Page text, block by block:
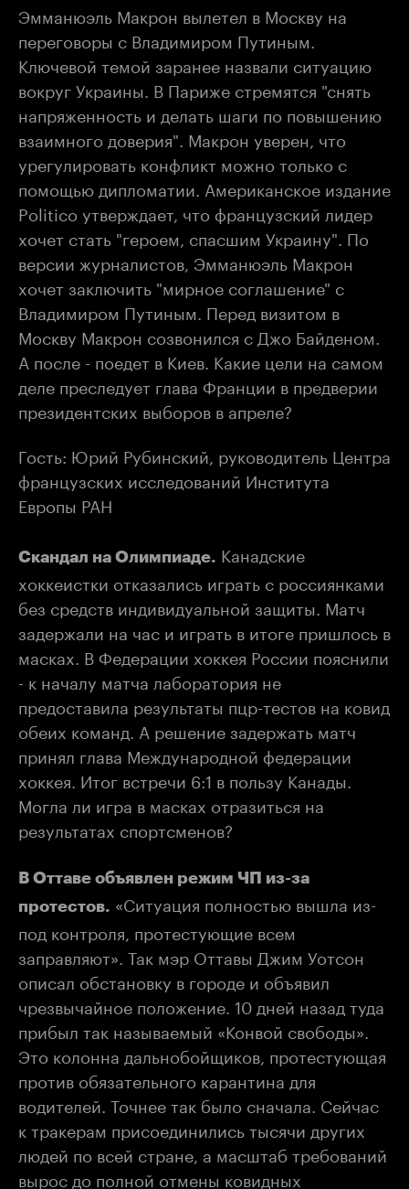
Эмманюэль Макрон вылетел в Москву на
переговоры с Владимиром Путиным.
Ключевой темой заранее назвали ситуацию
вокруг Украины. В Париже стремятся "снять
напряженность и делать шаги по повышению
взаимного доверия". Макрон уверен, что
урегулировать конфликт можно только с
помощью дипломатии. Американское издание
Politico утверждает, что французский лидер
хочет стать "героем, спасшим Украину". По
версии журналистов, Эмманюэль Макрон
хочет заключить "мирное соглашение" с
Владимиром Путиным. Перед визитом в
Москву Макрон созвонился с Джо Байденом.
А после - поедет в Киев. Какие цели на самом
деле преследует глава Франции в предверии
президентских выборов в апреле?
Гость: Юрий Рубинский, руководитель Центра
французских исследований Института
Европы РАН
Скандал на Олимпиаде. Канадские
хоккеистки отказались играть с россиянками
без средств индивидуальной защиты. Матч
задержали на час и играть в итоге пришлось в
масках. В Федерации хоккея России пояснили
- к началу матча лаборатория не
предоставила результаты пцр-тестов на ковид
обеих команд. А решение задержать матч
принял глава Международной федерации
хоккея. Итог встречи 6:1 в пользу Канады.
Могла ли игра в масках отразиться на
результатах спортсменов?
В Оттаве объявлен режим ЧП из-за
протестов. «Ситуация полностью вышла из-
под контроля, протестующие всем
заправляют». Так мэр Оттавы Джим Уотсон
описал обстановку в городе и объявил
чрезвычайное положение. 10 дней назад туда
прибыл так называемый «Конвой свободы».
Это колонна дальнобойщиков, протестующая
против обязательного карантина для
водителей. Точнее так было сначала. Сейчас
к тракерам присоединились тысячи других
людей по всей стране, а масштаб требований
вырос до полной отмены ковидных